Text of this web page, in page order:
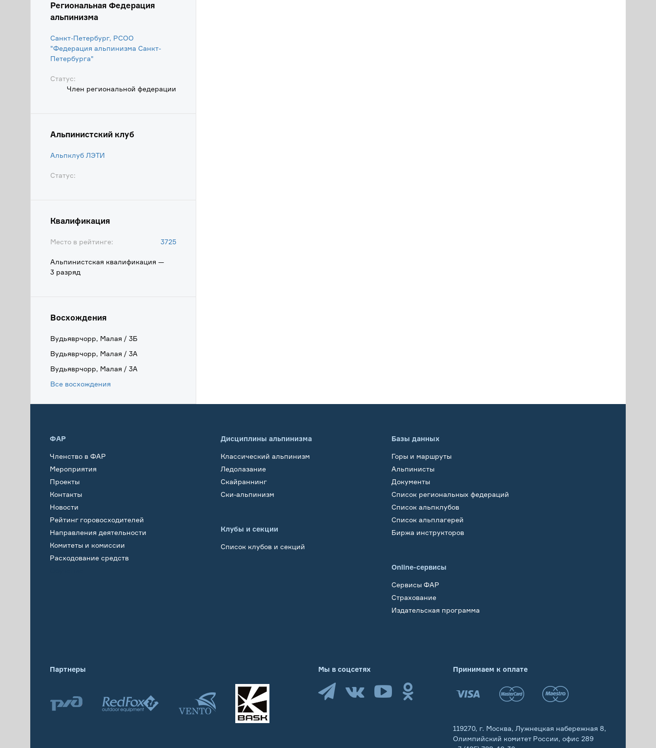
Региональная Федерация
альпинизма
Санкт-Петербург, РСОО
"Федерация альпинизма Санкт-
Петербурга"
Статус:
Член региональной федерации
Альпинистский клуб
Альпклуб ЛЭТИ
Статус:
Квалификация
Место в рейтинге: 3725
Альпинистская квалификация —
3 разряд
Восхождения
Вудьяврчорр, Малая / 3Б
Вудьяврчорр, Малая / 3А
Вудьяврчорр, Малая / 3А
Все восхождения
ФАР
Членство в ФАР
Мероприятия
Проекты
Контакты
Новости
Рейтинг горовосходителей
Направления деятельности
Комитеты и комиссии
Расходование средств
Дисциплины альпинизма
Классический альпинизм
Ледолазание
Скайраннинг
Ски-альпинизм
Клубы и секции
Список клубов и секций
Базы данных
Горы и маршруты
Альпинисты
Документы
Список региональных федераций
Список альпклубов
Список альплагерей
Биржа инструкторов
Online-сервисы
Сервисы ФАР
Страхование
Издательская программа
Партнеры Принимаем к оплате
119270, г. Москва, Лужнецкая набережная 8,
Олимпийский комитет России, офис 289
Мы в соцсетях